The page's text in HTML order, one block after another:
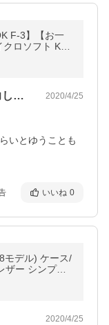
F-3】【お一
ロソフト KC
バー ブラッ
サイズも小さめですが、さほど入力しずら… 2020/4/25
いとゆうことも
いいね 0
モデル) ケース/
ー シンプル
ーケース/カ
2020/4/25